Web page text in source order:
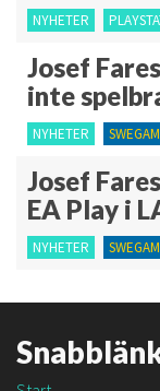
NYHETER
Josef
inte
NYHETER
Josef
EA Play i
NYHETER